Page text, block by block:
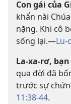
Con gái của
khẩn nài
nặng. Khi cô
sống lại.—Lu-
La-xa-rơ,
qua đời đã
trước sự
11:38-44.